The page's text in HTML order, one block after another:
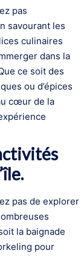
pas
savourant les
culinaires
dans la
ce soit des
ou d’épices
cœur de la
pas de explorer
la baignade
pour